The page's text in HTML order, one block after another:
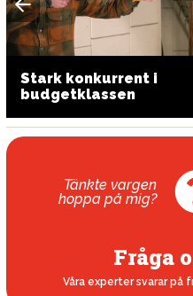
Stark konkurrent i
budgetklassen
Tänkte vargen
hoppa på mig?
Fråga
Våra experter svarar på